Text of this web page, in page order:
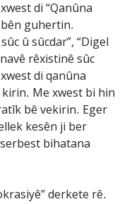
di “Qanûna
guhertin.
û sûcdar”, “Digel
rêxistinê sûc
di qanûna
Me xwest bi hin
bê vekirin. Eger
kesên ji ber
bihatana
derkete rê.